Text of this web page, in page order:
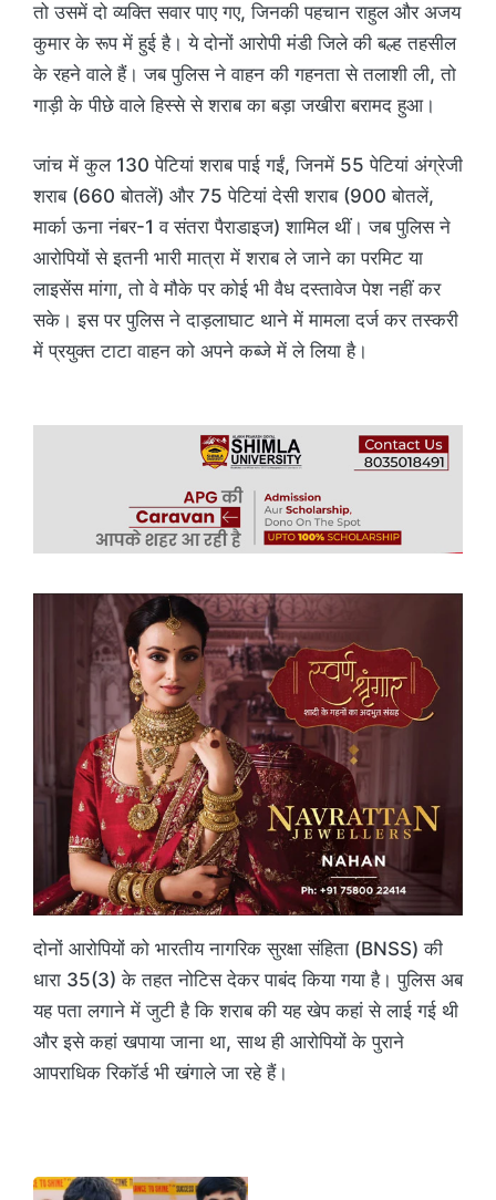
तो उसमें दो व्यक्ति सवार पाए गए, जिनकी पहचान राहुल और अजय
कुमार के रूप में हुई है। ये दोनों आरोपी मंडी जिले की बल्ह तहसील
के रहने वाले हैं। जब पुलिस ने वाहन की गहनता से तलाशी ली, तो
गाड़ी के पीछे वाले हिस्से से शराब का बड़ा जखीरा बरामद हुआ।
जांच में कुल 130 पेटियां शराब पाई गईं, जिनमें 55 पेटियां अंग्रेजी
शराब (660 बोतलें) और 75 पेटियां देसी शराब (900 बोतलें,
मार्का ऊना नंबर-1 व संतरा पैराडाइज) शामिल थीं। जब पुलिस ने
आरोपियों से इतनी भारी मात्रा में शराब ले जाने का परमिट या
लाइसेंस मांगा, तो वे मौके पर कोई भी वैध दस्तावेज पेश नहीं कर
सके। इस पर पुलिस ने दाड़लाघाट थाने में मामला दर्ज कर तस्करी
में प्रयुक्त टाटा वाहन को अपने कब्जे में ले लिया है।
दोनों आरोपियों को भारतीय नागरिक सुरक्षा संहिता (BNSS) की
धारा 35(3) के तहत नोटिस देकर पाबंद किया गया है। पुलिस अब
यह पता लगाने में जुटी है कि शराब की यह खेप कहां से लाई गई थी
और इसे कहां खपाया जाना था, साथ ही आरोपियों के पुराने
आपराधिक रिकॉर्ड भी खंगाले जा रहे हैं।